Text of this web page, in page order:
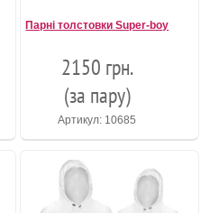
Парні толстовки Super-boy
2150 грн.
(за пару)
Артикул: 10685